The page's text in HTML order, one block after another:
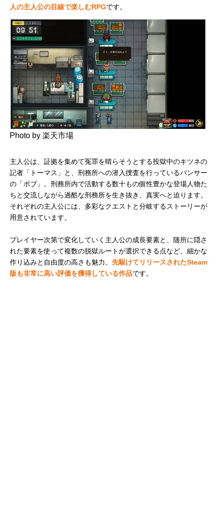
人の主人公の目線で楽しむRPGです。
Photo by 楽天市場
主人公は、証拠を集めて冤罪を晴らそうとする投獄中のキツネの
記者「トーマス」と、刑務所への潜入捜査を行っているパンサー
の「ボブ」。刑務所内で活動する数十もの個性豊かな登場人物た
ちと交流しながら過酷な刑務所を生き抜き、真実へと迫ります。
それぞれの主人公には、多彩なクエストと分岐するストーリーが
用意されています。
プレイヤー次第で変化していく主人公の成長要素と、随所に隠さ
れた要素を使って複数の脱獄ルートが選択できる点など、細かな
作り込みと自由度の高さも魅力。 先駆けてリリースされたSteam
版も非常に高い評価を獲得している作品です。